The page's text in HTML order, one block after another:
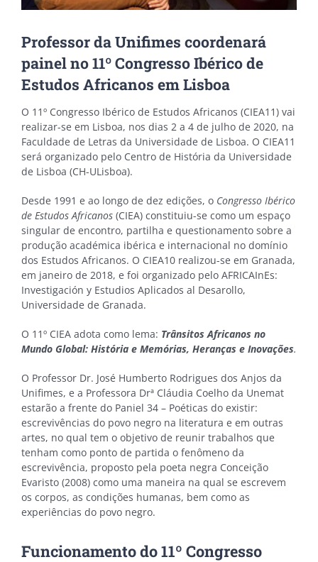
Professor da Unifimes coordenará
painel no 11º Congresso Ibérico de
Estudos Africanos em Lisboa
O 11º Congresso Ibérico de Estudos Africanos (CIEA11) vai
realizar-se em Lisboa, nos dias 2 a 4 de julho de 2020, na
Faculdade de Letras da Universidade de Lisboa. O CIEA11
será organizado pelo Centro de História da Universidade
de Lisboa (CH-ULisboa).
Desde 1991 e ao longo de dez edições, o Congresso Ibérico
de Estudos Africanos (CIEA) constituiu-se como um espaço
singular de encontro, partilha e questionamento sobre a
produção académica ibérica e internacional no domínio
dos Estudos Africanos. O CIEA10 realizou-se em Granada,
em janeiro de 2018, e foi organizado pelo AFRICAInEs:
Investigación y Estudios Aplicados al Desarollo,
Universidade de Granada.
O 11º CIEA adota como lema: Trânsitos Africanos no
Mundo Global: História e Memórias, Heranças e Inovações.
O Professor Dr. José Humberto Rodrigues dos Anjos da
Unifimes, e a Professora Drª Cláudia Coelho da Unemat
estarão a frente do Paniel 34 – Poéticas do existir:
escrevivências do povo negro na literatura e em outras
artes, no qual tem o objetivo de reunir trabalhos que
tenham como ponto de partida o fenômeno da
escrevivência, proposto pela poeta negra Conceição
Evaristo (2008) como uma maneira na qual se escrevem
os corpos, as condições humanas, bem como as
experiências do povo negro.
Funcionamento do 11º Congresso